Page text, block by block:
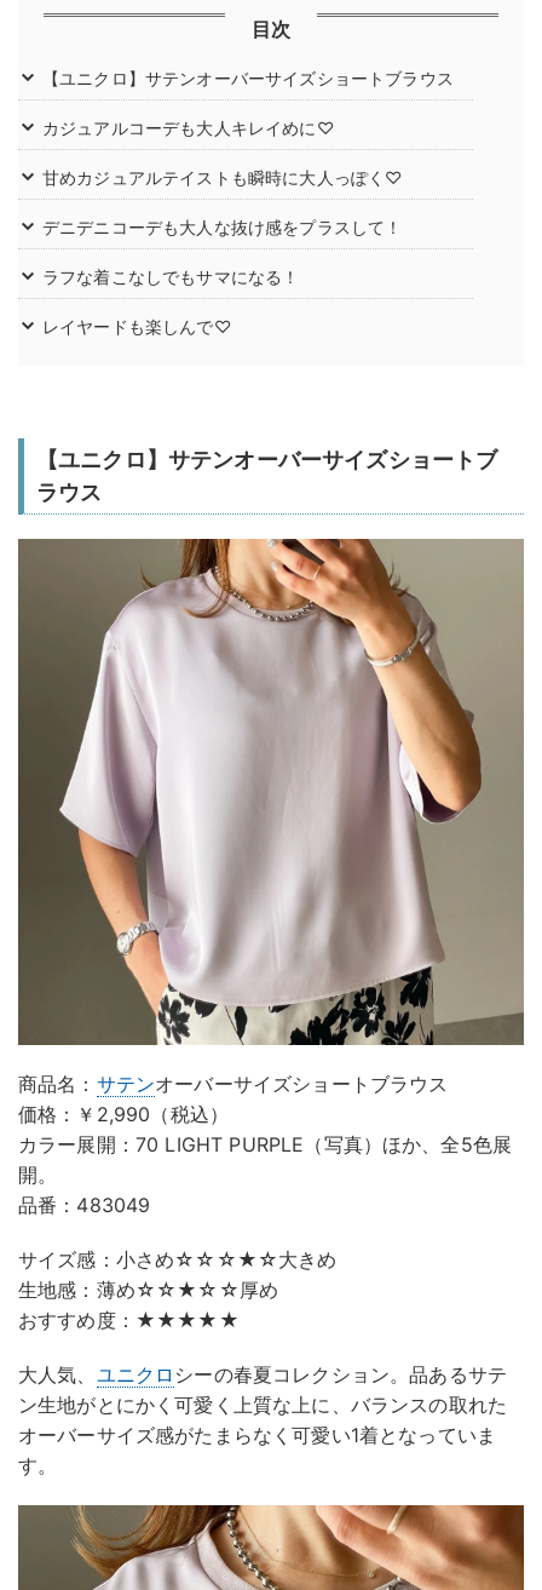
目次
【ユニクロ】サテンオーバーサイズショートブラウス
カジュアルコーデも大人キレイめに♡
甘めカジュアルテイストも瞬時に大人っぽく♡
デニデニコーデも大人な抜け感をプラスして！
ラフな着こなしでもサマになる！
レイヤードも楽しんで♡
【ユニクロ】サテンオーバーサイズショートブ
ラウス
商品名： サテンオーバーサイズショートブラウス
価格：￥2,990（税込）
カラー展開：70 LIGHT PURPLE（写真）ほか、全5色展
開。
品番：483049
サイズ感：小さめ☆☆☆★☆大きめ
生地感：薄め☆☆★☆☆厚め
おすすめ度：★★★★★
大人気、 ユニクロ シーの春夏コレクション。品あるサテ
ン生地がとにかく可愛く上質な上に、バランスの取れた
オーバーサイズ感がたまらなく可愛い1着となっていま
す。